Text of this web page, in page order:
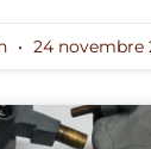
24 novembre